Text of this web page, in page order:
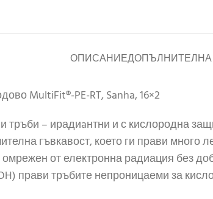
ОПИСАНИЕ
MultiFit®-PE-RT, Sanha, 16×2
тръби – ирадиaнтни и с кислородна
гъвкавост, което ги прави
омрежен от електронна радиация без
прави тръбите непроницаеми за